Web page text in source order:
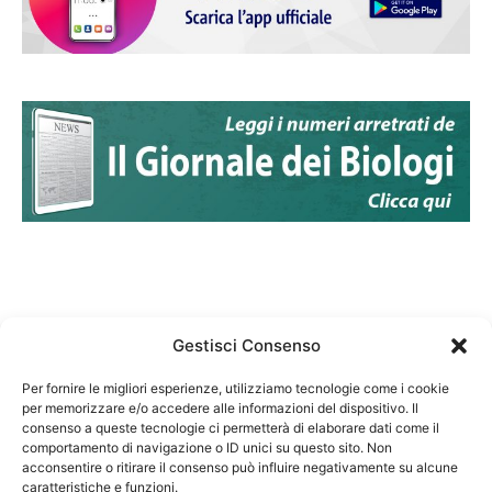
Gestisci Consenso
Per fornire le migliori esperienze, utilizziamo tecnologie come i cookie
per memorizzare e/o accedere alle informazioni del dispositivo. Il
consenso a queste tecnologie ci permetterà di elaborare dati come il
comportamento di navigazione o ID unici su questo sito. Non
acconsentire o ritirare il consenso può influire negativamente su alcune
caratteristiche e funzioni.
Federazione Nazionale Degli Ordini dei Biologi:
codice fiscale 80069130583
Responsabile sito internet www.fnob.it: Vincenzo